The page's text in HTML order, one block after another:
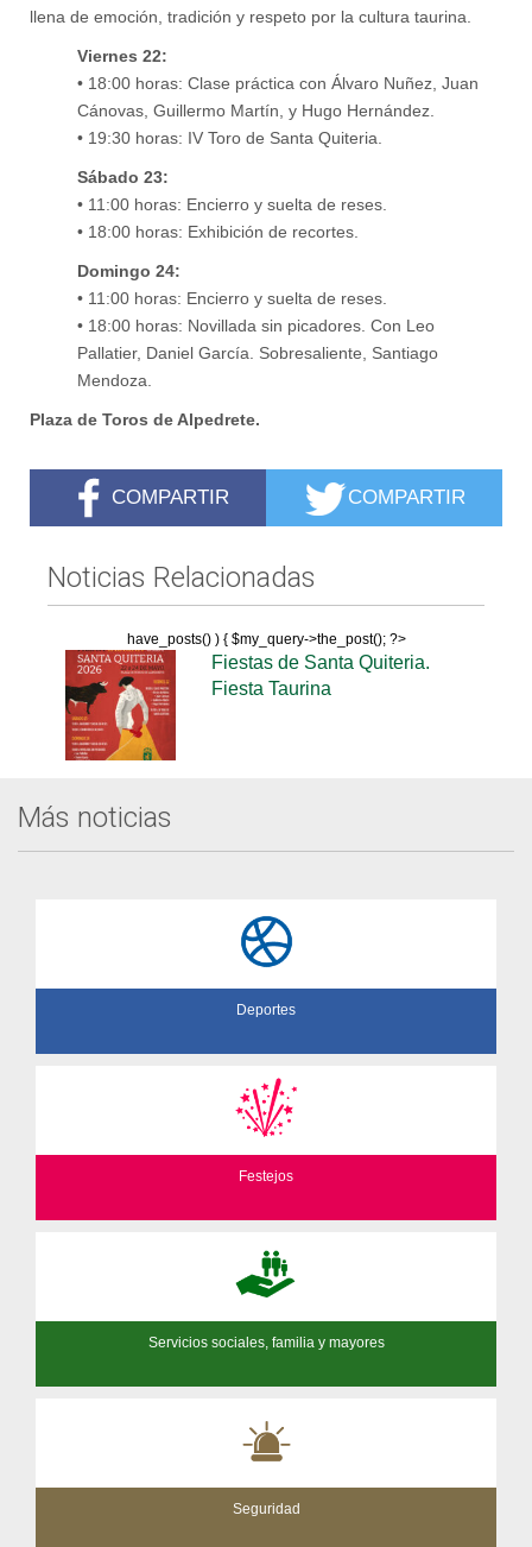
llena de emoción, tradición y respeto por la cultura taurina.
Viernes 22:
• 18:00 horas: Clase práctica con Álvaro Nuñez, Juan
Cánovas, Guillermo Martín, y Hugo Hernández.
• 19:30 horas: IV Toro de Santa Quiteria.
Sábado 23:
• 11:00 horas: Encierro y suelta de reses.
• 18:00 horas: Exhibición de recortes.
Domingo 24:
• 11:00 horas: Encierro y suelta de reses.
• 18:00 horas: Novillada sin picadores. Con Leo
Pallatier, Daniel García. Sobresaliente, Santiago
Mendoza.
Plaza de Toros de Alpedrete.
COMPARTIR COMPARTIR
Noticias Relacionadas
have_posts() ) { $my_query->the_post(); ?>
Fiestas de Santa Quiteria.
Fiesta Taurina
Más noticias
Deportes
Festejos
Servicios sociales, familia y mayores
Seguridad